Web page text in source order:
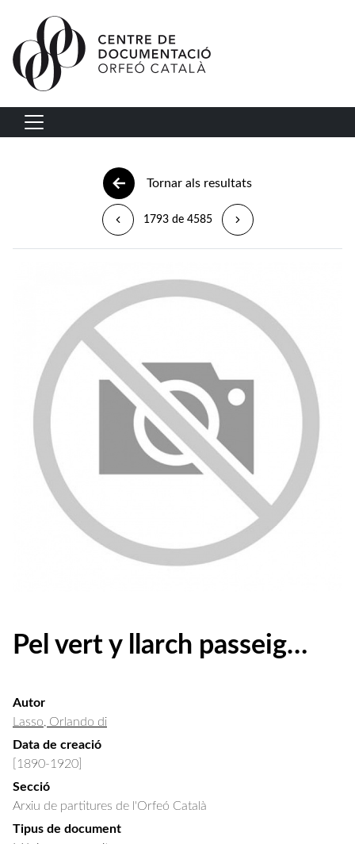
Vés al contingut
Navegació principal
Tornar als resultats
1793 de 4585
Pel vert y llarch passeig…
Autor
Lasso, Orlando di
Data de creació
[1890-1920]
Secció
Arxiu de partitures de l'Orfeó Català
Tipus de document